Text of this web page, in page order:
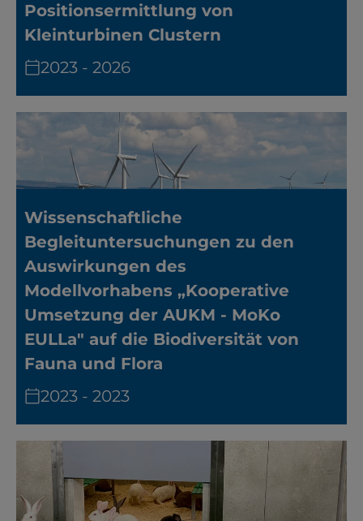
Positionsermittlung von
Kleinturbinen Clustern
2023 - 2026
Wissenschaftliche
Begleituntersuchungen zu den
Auswirkungen des
Modellvorhabens „Kooperative
Umsetzung der AUKM - MoKo
EULLa" auf die Biodiversität von
Fauna und Flora
2023 - 2023